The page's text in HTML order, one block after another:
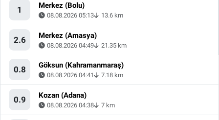
1 Merkez (Bolu)
08.08.2026 05:13 13.6 km
2.6 Merkez (Amasya)
08.08.2026 04:49 21.35 km
0.8 Göksun (Kahramanmaraş)
08.08.2026 04:41 7.18 km
0.9 Kozan (Adana)
08.08.2026 04:38 7 km